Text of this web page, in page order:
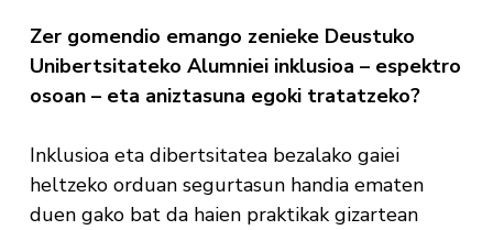
Zer gomendio emango zenieke Deustuko
Unibertsitateko Alumniei inklusioa – espektro
osoan – eta aniztasuna egoki tratatzeko?
Inklusioa eta dibertsitatea bezalako gaiei
heltzeko orduan segurtasun handia ematen
duen gako bat da haien praktikak gizartean